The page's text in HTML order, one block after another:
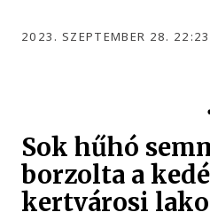
2023. SZEPTEMBER 28. 22:23
Sok hűhó
borzolta a
kertvárosi